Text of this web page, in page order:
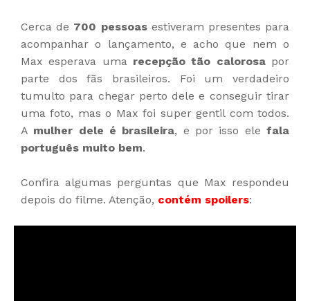
Cerca de 700 pessoasestiveram presentes para
acompanhar o lançamento, e acho que nem o
Max esperava umarecepção tão calorosapor
parte dos fãs brasileiros. Foi um verdadeiro
tumulto para chegar perto dele e conseguir tirar
uma foto, mas o Max foi super gentil com todos.
A mulher dele é brasileira, e por isso elefala
português muito bem.
Confira algumas perguntas que Max respondeu
depois do filme. Atenção, contém spoilers: